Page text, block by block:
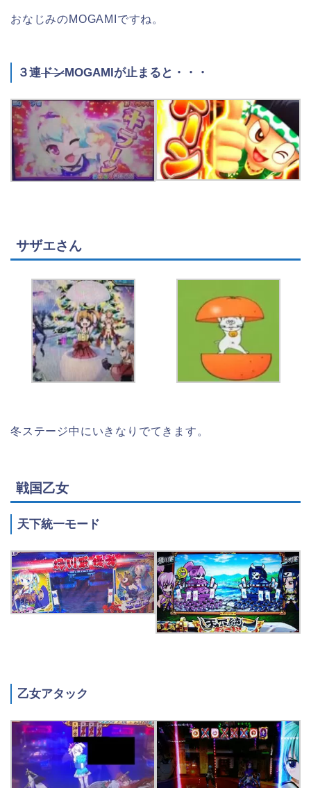
おなじみのMOGAMIですね。
３連ドンMOGAMIが止まると・・・
サザエさん
冬ステージ中にいきなりでてきます。
戦国乙女
天下統一モード
乙女アタック